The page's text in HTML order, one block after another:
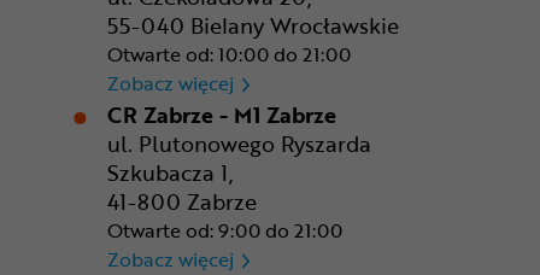
55-040 Bielany Wrocławskie
Otwarte od: 10:00 do 21:00
Zobacz więcej CR Wrocław - CH Aleja
CR Zabrze - M1 Zabrze
ul. Plutonowego Ryszarda
Szkubacza 1,
41-800 Zabrze
Otwarte od: 9:00 do 21:00
Zobacz więcej CR Zabrze - M1 Zabrze